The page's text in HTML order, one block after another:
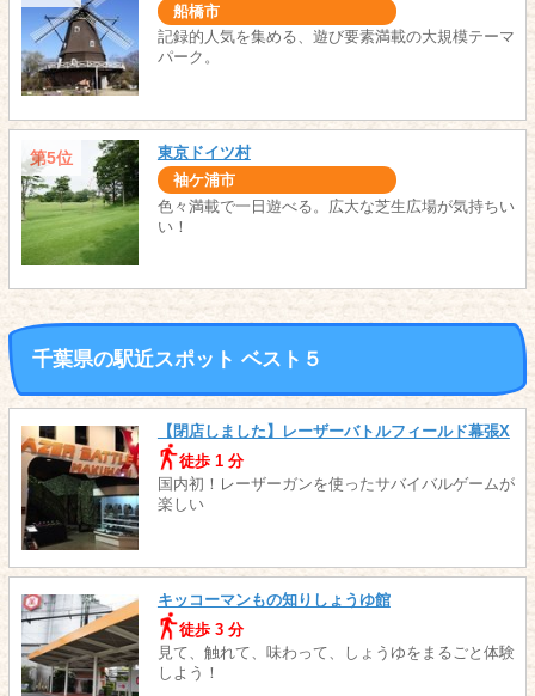
船橋市
記録的人気を集める、遊び要素満載の大規模テーマ
パーク。
第5位 東京ドイツ村
袖ケ浦市
色々満載で一日遊べる。広大な芝生広場が気持ちい
い！
千葉県の駅近スポット ベスト５
【閉店しました】レーザーバトルフィールド幕張X
徒歩 1 分
国内初！レーザーガンを使ったサバイバルゲームが
楽しい
キッコーマンもの知りしょうゆ館
徒歩 3 分
見て、触れて、味わって、しょうゆをまるごと体験
しよう！